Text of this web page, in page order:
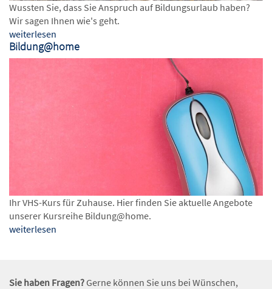
Wussten Sie, dass Sie Anspruch auf Bildungsurlaub haben?
Wir sagen Ihnen wie's geht.
weiterlesen
Bildung@home
Ihr VHS-Kurs für Zuhause. Hier finden Sie aktuelle Angebote
unserer Kursreihe Bildung@home.
weiterlesen
Sie haben Fragen? Gerne können Sie uns bei Wünschen,